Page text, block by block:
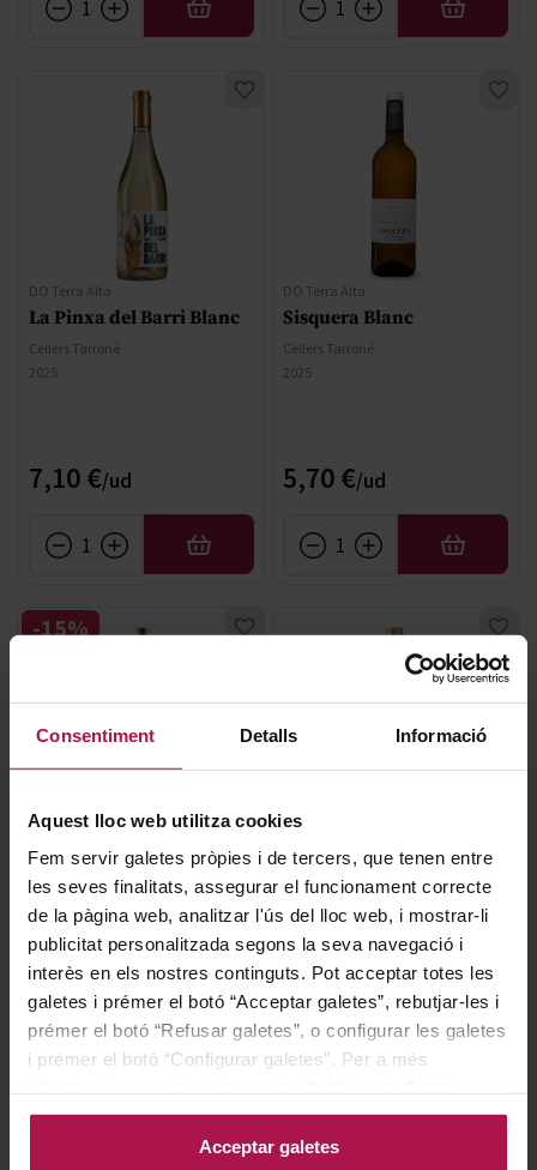
Consentiment Detalls Informació
Aquest lloc web utilitza cookies
Fem servir galetes pròpies i de tercers, que tenen entre
les seves finalitats, assegurar el funcionament correcte
de la pàgina web, analitzar l'ús del lloc web, i mostrar-li
publicitat personalitzada segons la seva navegació i
interès en els nostres continguts. Pot acceptar totes les
galetes i prémer el botó “Acceptar galetes”, rebutjar-les i
prémer el botó “Refusar galetes”, o configurar les galetes
i prémer el botó “Configurar galetes”. Per a més
Acceptar galetes
AFEGIR AFEGIR
DO Terra Alta
La Pinxa del Barri Blanc
Cellers Tarroné
2025
7,10 €
AFEGIR
DO Terra Alta
Sisquera Blanc
Cellers Tarroné
2025
5,70 €
AFEGIR
DO Terra Alta
Sisquera Selecció Blanc
Cellers Tarroné
2022
Special Price
11,73 €
Regular Price
13,80 €
-15%
AFEGIR
DO Terra Alta
Mas Tarroné Blanc
Cellers Tarroné
2025
5,70 €
AFEGIR